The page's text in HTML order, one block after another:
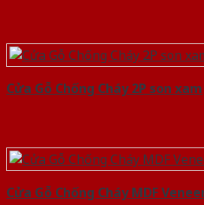
Cửa Gỗ Chống Cháy 2P son xam
Cửa Gỗ Chống Cháy MDF